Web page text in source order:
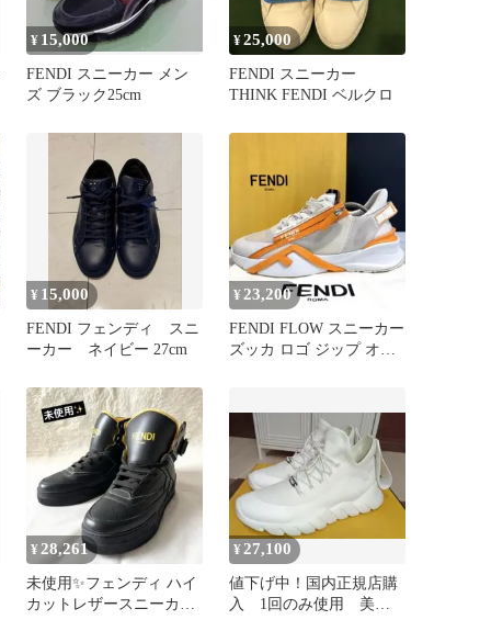
¥ 15,000
FENDI スニーカー メン
ズ ブラック25cm
¥25,000
FENDI スニーカー
THINK FENDI ベルクロ
¥ 15,000
FENDI フェンディ スニ
ーカー ネイビー 27cm
¥23,200
FENDI FLOW スニーカー
ズッカ ロゴ ジップ オレ
¥28,261
未使用✨フェンディ ハイ
カットレザースニーカー
¥ 27,100
値下げ中！国内正規店購
入 1回のみ使用 美